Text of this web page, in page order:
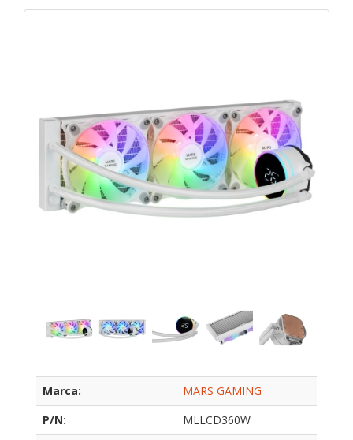
Marca:
MARS GAMING
P/N:
MLLCD360W